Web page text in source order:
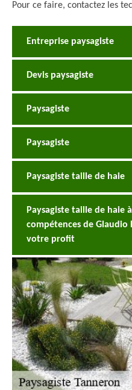
Pour ce faire, contactez les
Entreprise paysagiste
Devis paysagiste
Paysagiste
Paysagiste
Paysagiste taille de haie
Paysagiste taille de haie
compétences de Glaudio
votre profit